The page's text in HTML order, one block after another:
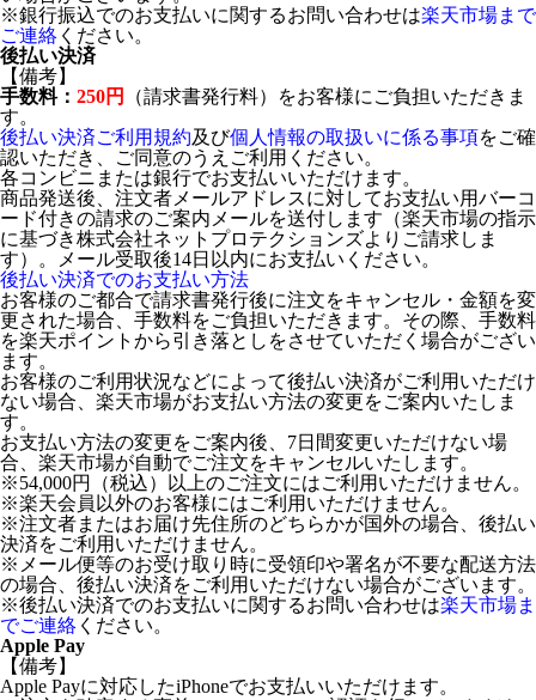
※銀行振込でのお支払いに関するお問い合わせは楽天市場まで
ご連絡 ください。
後払い決済
【備考】
手数料： 250円
（請求書発行料）をお客様にご負担いただきま
す。
後払い決済ご利用規約及び個人情報の取扱いに係る事項をご確
認いただき、ご同意のうえご利用ください。
各コンビニまたは銀行でお支払いいただけます。
商品発送後、注文者メールアドレスに対してお支払い用バーコ
ード付きの請求のご案内メールを送付します（楽天市場の指示
に基づき株式会社ネットプロテクションズよりご請求しま
す）。メール受取後14日以内にお支払いください。
後払い決済でのお支払い方法
お客様のご都合で請求書発行後に注文をキャンセル・金額を変
更された場合、手数料をご負担いただきます。その際、手数料
を楽天ポイントから引き落としをさせていただく場合がござい
ます。
お客様のご利用状況などによって後払い決済がご利用いただけ
ない場合、楽天市場がお支払い方法の変更をご案内いたしま
す。
お支払い方法の変更をご案内後、7日間変更いただけない場
合、楽天市場が自動でご注文をキャンセルいたします。
※54,000円（税込）以上のご注文にはご利用いただけません。
※楽天会員以外のお客様にはご利用いただけません。
※注文者またはお届け先住所のどちらかが国外の場合、後払い
決済をご利用いただけません。
※メール便等のお受け取り時に受領印や署名が不要な配送方法
の場合、後払い決済をご利用いただけない場合がございます。
※後払い決済でのお支払いに関するお問い合わせは楽天市場ま
でご連絡 ください。
Apple Pay
【備考】
Apple Payに対応したiPhoneでお支払いいただけます。